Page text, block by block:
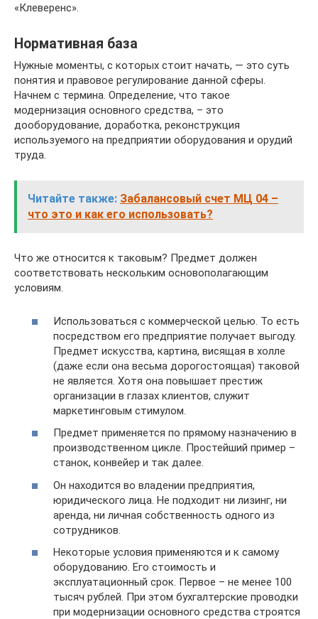
«Клеверенс».
Нормативная база
Нужные моменты, с которых стоит начать, — это суть
понятия и правовое регулирование данной сферы.
Начнем с термина. Определение, что такое
модернизация основного средства, – это
дооборудование, доработка, реконструкция
используемого на предприятии оборудования и орудий
труда.
Читайте также: Забалансовый счет МЦ 04 –
что это и как его использовать?
Что же относится к таковым? Предмет должен
соответствовать нескольким основополагающим
условиям.
Использоваться с коммерческой целью. То есть
посредством его предприятие получает выгоду.
Предмет искусства, картина, висящая в холле
(даже если она весьма дорогостоящая) таковой
не является. Хотя она повышает престиж
организации в глазах клиентов, служит
маркетинговым стимулом.
Предмет применяется по прямому назначению в
производственном цикле. Простейший пример –
станок, конвейер и так далее.
Он находится во владении предприятия,
юридического лица. Не подходит ни лизинг, ни
аренда, ни личная собственность одного из
сотрудников.
Некоторые условия применяются и к самому
оборудованию. Его стоимость и
эксплуатационный срок. Первое – не менее 100
тысяч рублей. При этом бухгалтерские проводки
при модернизации основного средства строятся